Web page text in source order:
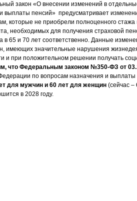
закон «О внесении изменений в
выплаты пенсий» предусматривает
которые не приобрели полноценного
необходимых для получения страховой
в 65 и 70 лет соответственно. Данные
имеющих значительные нарушения
и при положительном решении получать
что Федеральным законом №350-ФЗ от
по вопросам назначения и выплаты
для мужчин и 60 лет для женщин (сейчас –
в 2028 году.